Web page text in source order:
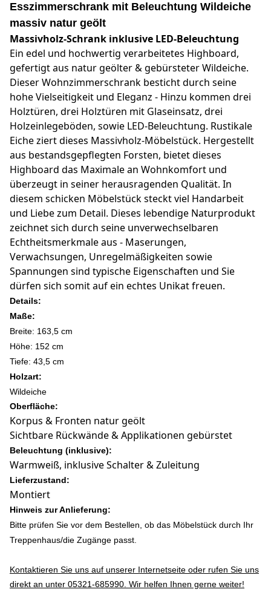
Esszimmerschrank mit Beleuchtung Wildeiche
massiv natur geölt
Massivholz-Schrank inklusive LED-Beleuchtung
Ein edel und hochwertig verarbeitetes Highboard,
gefertigt aus natur geölter & gebürsteter Wildeiche.
Dieser Wohnzimmerschrank besticht durch seine
hohe Vielseitigkeit und Eleganz - Hinzu kommen drei
Holztüren, drei Holztüren mit Glaseinsatz, drei
Holzeinlegeböden, sowie LED-Beleuchtung. Rustikale
Eiche ziert dieses Massivholz-Möbelstück. Hergestellt
aus bestandsgepflegten Forsten, bietet dieses
Highboard das Maximale an Wohnkomfort und
überzeugt in seiner herausragenden Qualität. In
diesem schicken Möbelstück steckt viel Handarbeit
und Liebe zum Detail. Dieses lebendige Naturprodukt
zeichnet sich durch seine unverwechselbaren
Echtheitsmerkmale aus - Maserungen,
Verwachsungen, Unregelmäßigkeiten sowie
Spannungen sind typische Eigenschaften und Sie
dürfen sich somit auf ein echtes Unikat freuen.
Details:
Maße:
Breite: 163,5 cm
Höhe: 152 cm
Tiefe: 43,5 cm
Holzart:
Wildeiche
Oberfläche:
Korpus & Fronten natur geölt
Sichtbare Rückwände & Applikationen gebürstet
Beleuchtung (inklusive):
Warmweiß, inklusive Schalter & Zuleitung
Lieferzustand:
Montiert
Hinweis zur Anlieferung:
Bitte prüfen Sie vor dem Bestellen, ob das Möbelstück durch Ihr
Treppenhaus/die Zugänge passt.
Kontaktieren Sie uns auf unserer Internetseite oder rufen Sie uns
direkt an unter 05321-685990. Wir helfen Ihnen gerne weiter!